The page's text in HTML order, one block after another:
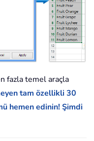
fazla temel araçla
tam özellikli 30
hemen edinin! Şimdi